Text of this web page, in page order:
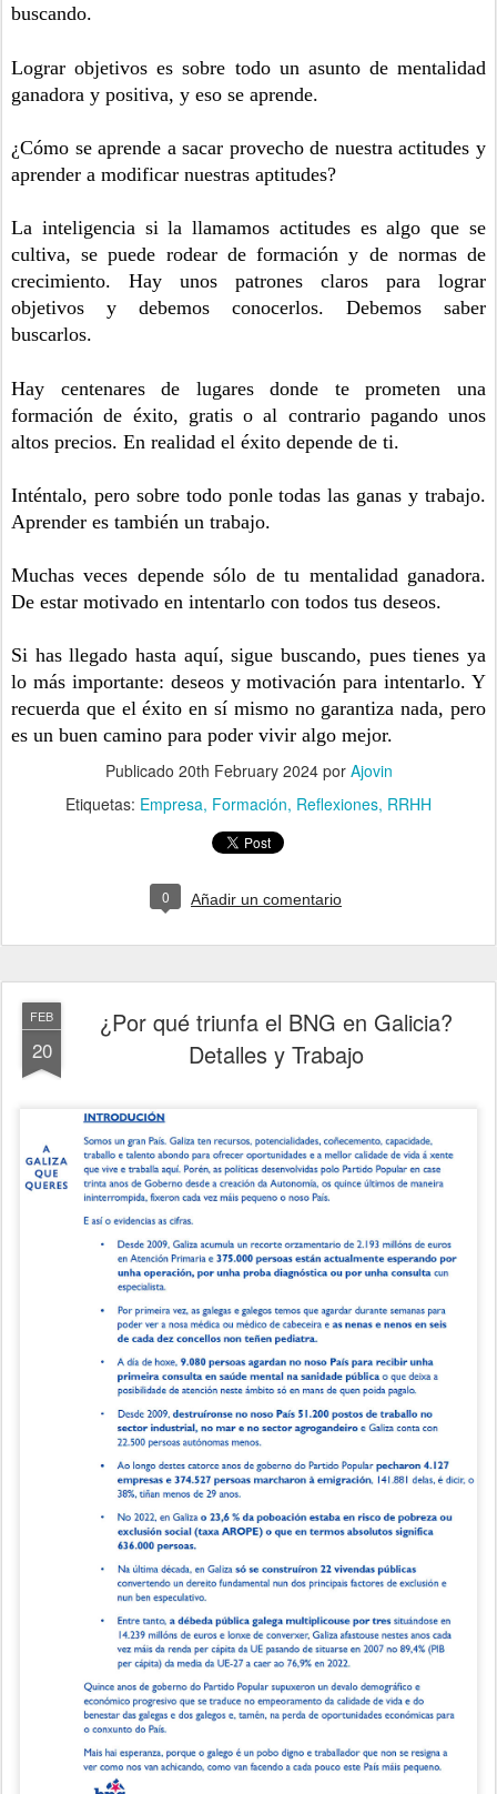
buscando.
Lograr objetivos es sobre todo un asunto de mentalidad
ganadora y positiva, y eso se aprende.
¿Cómo se aprende a sacar provecho de nuestra actitudes y
aprender a modificar nuestras aptitudes?
La inteligencia si la llamamos actitudes es algo que se
cultiva, se puede rodear de formación y de normas de
crecimiento. Hay unos patrones claros para lograr
objetivos y debemos conocerlos. Debemos saber
buscarlos.
Hay centenares de lugares donde te prometen una
formación de éxito, gratis o al contrario pagando unos
altos precios. En realidad el éxito depende de ti.
Inténtalo, pero sobre todo ponle todas las ganas y trabajo.
Aprender es también un trabajo.
Muchas veces depende sólo de tu mentalidad ganadora.
De estar motivado en intentarlo con todos tus deseos.
Si has llegado hasta aquí, sigue buscando, pues tienes ya
lo más importante: deseos y motivación para intentarlo. Y
recuerda que el éxito en sí mismo no garantiza nada, pero
es un buen camino para poder vivir algo mejor.
Publicado 20th February 2024por Ajovin
Etiquetas: Empresa Formación Reflexiones RRHH
0 Añadir un comentario
FEB
20
¿Por qué triunfa el BNG en Galicia?
Detalles y Trabajo